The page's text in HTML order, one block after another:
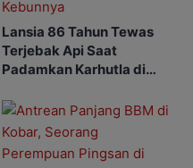
Lansia 86 Tahun Tewas
Terjebak Api Saat
Padamkan Karhutla di